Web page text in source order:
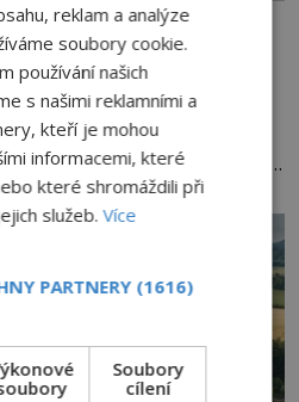
by měl pravidelně
V tomto období se totiž
máte problém
z práce. Nebo marně v
kterou jste nedávno přečetli.
jako kdyby se paměť
reklam a analýze
soubory cookie.
používání našich
s našimi reklamními a
kteří je mohou
informacemi, které
které shromáždili při
služeb.Více
PARTNERY (1616)
Soubory
cílení